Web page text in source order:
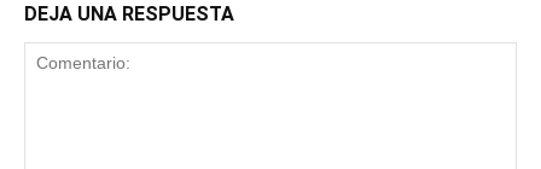
DEJA UNA RESPUESTA